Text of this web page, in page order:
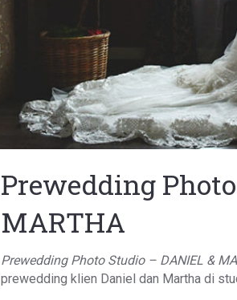
Prewedding
MARTHA
Prewedding Photo Studio – DANIEL &
prewedding klien Daniel dan Martha di